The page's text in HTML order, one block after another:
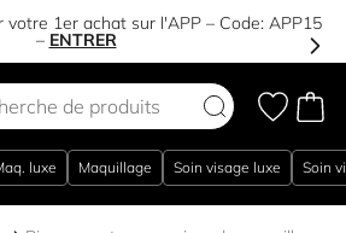
1er achat sur l'APP – Code: APP15
– ENTRER
luxe Maquillage Soin visage luxe Soin